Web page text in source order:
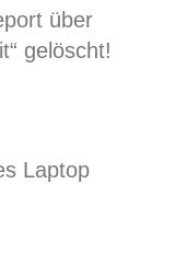
über
gelöscht!
Laptop